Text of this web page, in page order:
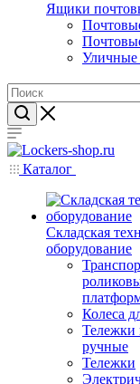
Ящики
Уличные
Каталог
Складская
оборудование
Колеса
Тележки
ручные
Тележки